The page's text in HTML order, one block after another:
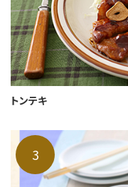
トンテキ